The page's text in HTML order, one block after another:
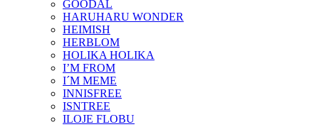
GOODAL
HARUHARU WONDER
HEIMISH
HERBLOM
HOLIKA HOLIKA
I’M FROM
I´M MEME
INNISFREE
ISNTREE
ILOJE FLOBU